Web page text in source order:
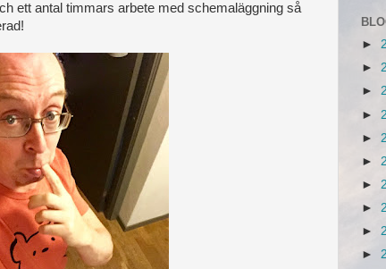
ett antal timmars arbete med schemaläggning så
►
►
►
►
►
►
►
►
►
►